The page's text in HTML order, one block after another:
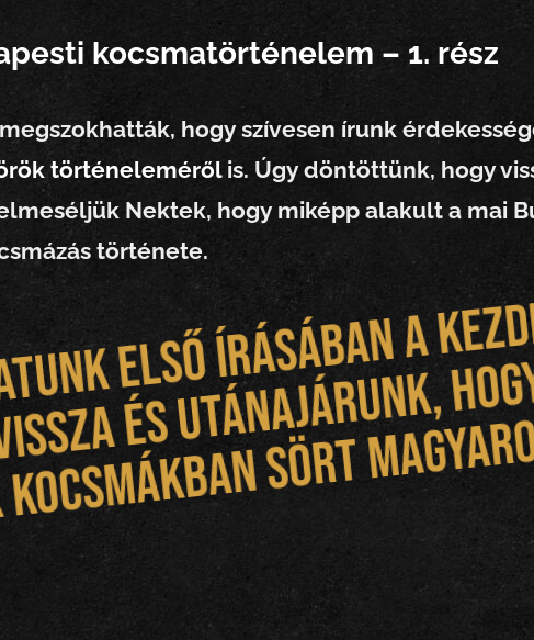
kocsmatörténelem – 1. rész
hogy szívesen írunk
történelemérőlis. Úgy döntöttünk, hogy
Nektek, hogy miképp alakult a mai
története.